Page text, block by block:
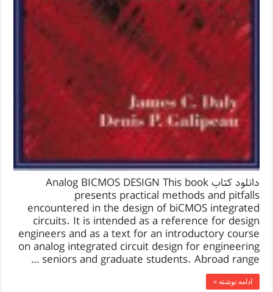
دانلود کتاب Analog BICMOS DESIGN This book
presents practical methods and pitfalls
encountered in the design of biCMOS integrated
circuits. It is intended as a reference for design
engineers and as a text for an introductory course
on analog integrated circuit design for engineering
seniors and graduate students. Abroad range …
ادامه نوشته »